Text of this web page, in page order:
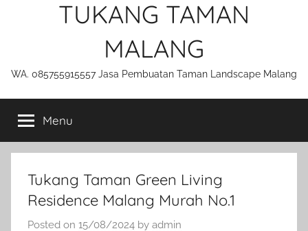
TUKANG TAMAN
MALANG
WA. 085755915557 Jasa Pembuatan Taman Landscape Malang
Menu
Tukang Taman Green Living
Residence Malang Murah No.1
Posted on 15/08/2024 by admin